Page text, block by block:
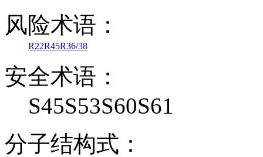
风险术语：
R22R45R36/38
安全术语：
S45S53S60S61
分子结构式：